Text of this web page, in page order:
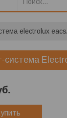
electrolux
система